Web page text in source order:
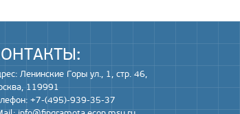
Ленинские Горы ул., 1, стр. 46,
119991
+7-(495)-939-35-37